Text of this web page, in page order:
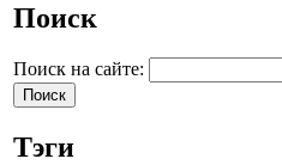
Поиск
Поиск на сайте:
Тэги